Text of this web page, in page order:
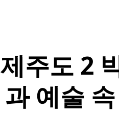
제주도 2
과 예술